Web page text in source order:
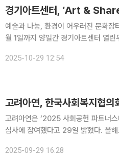
경기아트센터, ‘Art &
예술과 나눔, 환경이 어우러진 문화장터가 경기아트
월 1일까지 양일간 경기아트센터 열
2025-10-29 12:54
고려아연, 한국사회복지협의
고려아연은 ‘2025 사회공헌 파트너
심사에 참여했다고 29일 밝혔다. 올해로 9회를 맞이한 사회공헌 파트너스데이는 기업·공공기관과
2025-09-29 16:28